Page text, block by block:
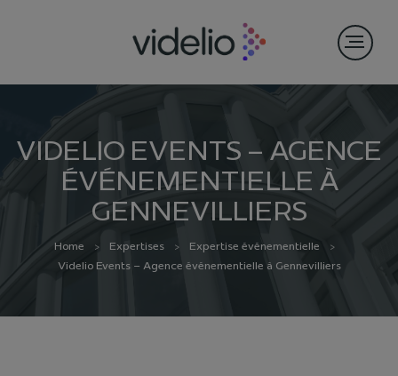
VIDELIO EVENTS – AGENCE
ÉVÉNEMENTIELLE À
GENNEVILLIERS
Home Expertises
Expertise événementielle
Videlio Events – Agence événementielle à Gennevilliers